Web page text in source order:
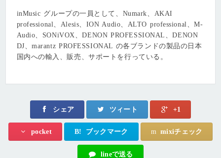
inMusic グループの一員として、Numark、AKAI
professional、Alesis、ION Audio、ALTO professional、M-
Audio、SONiVOX、DENON PROFESSIONAL、DENON
DJ、marantz PROFESSIONAL の各ブランドの製品の日本
国内への輸⼊、販売、サポートを⾏っている。
シェア ツィート +1
pocket B! ブックマーク m mixiチェック
lineで送る